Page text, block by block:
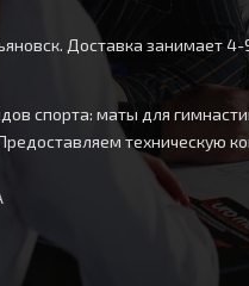
Доставка занимает 4-
спорта: маты для
техническую